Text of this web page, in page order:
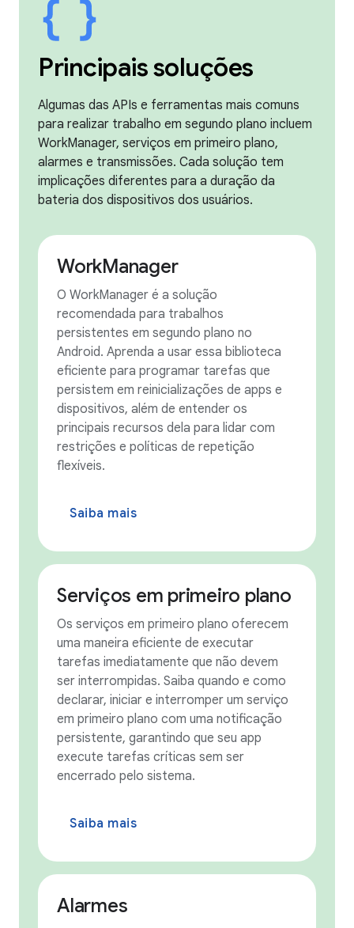
Principais soluções
Algumas das APIs e ferramentas mais comuns
para realizar trabalho em segundo plano incluem
WorkManager, serviços em primeiro plano,
alarmes e transmissões. Cada solução tem
implicações diferentes para a duração da
bateria dos dispositivos dos usuários.
WorkManager
O WorkManager é a solução
recomendada para trabalhos
persistentes em segundo plano no
Android. Aprenda a usar essa biblioteca
eficiente para programar tarefas que
persistem em reinicializações de apps e
dispositivos, além de entender os
principais recursos dela para lidar com
restrições e políticas de repetição
flexíveis.
Saiba mais
Serviços em primeiro plano
Os serviços em primeiro plano oferecem
uma maneira eficiente de executar
tarefas imediatamente que não devem
ser interrompidas. Saiba quando e como
declarar, iniciar e interromper um serviço
em primeiro plano com uma notificação
persistente, garantindo que seu app
execute tarefas críticas sem ser
encerrado pelo sistema.
Saiba mais
Alarmes